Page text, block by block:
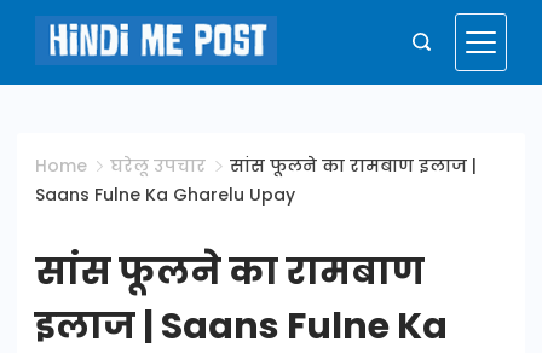
Skip
content
Hindi
Me
Post
Home घरेलू उपचार
सांस फूलने का रामबाण इलाज |
Saans Fulne Ka Gharelu Upay
सांस फूलने का रामबाण
इलाज | Saans Fulne Ka